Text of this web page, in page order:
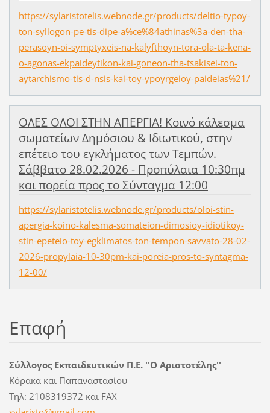
https://sylaristotelis.webnode.gr/products/deltio-typoy-
ton-syllogon-pe-tis-dipe-a%ce%84athinas%3a-den-tha-
perasoyn-oi-symptyxeis-na-kalyfthoyn-tora-ola-ta-kena-
o-agonas-ekpaideytikon-kai-goneon-tha-tsakisei-ton-
aytarchismo-tis-d-nsis-kai-toy-ypoyrgeioy-paideias%21/
ΟΛΕΣ ΟΛΟΙ ΣΤΗΝ ΑΠΕΡΓΙΑ! Κοινό κάλεσμα
σωματείων Δημόσιου & Ιδιωτικού, στην
επέτειο του εγκλήματος των Τεμπών.
Σάββατο 28.02.2026 - Προπύλαια 10:30πμ
και πορεία προς το Σύνταγμα 12:00
https://sylaristotelis.webnode.gr/products/oloi-stin-
apergia-koino-kalesma-somateion-dimosioy-idiotikoy-
stin-epeteio-toy-egklimatos-ton-tempon-savvato-28-02-
2026-propylaia-10-30pm-kai-poreia-pros-to-syntagma-
12-00/
Επαφή
Σύλλογος Εκπαιδευτικών Π.Ε. ''Ο Αριστοτέλης''
Κόρακα και Παπαναστασίου
Τηλ: 2108319372 και FAX